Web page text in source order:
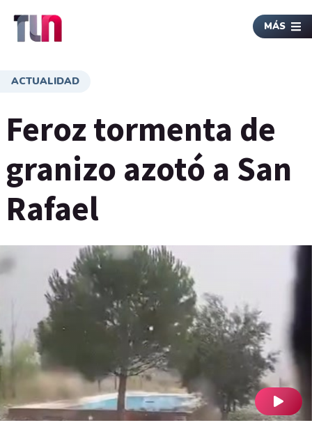
MÁS
ACTUALIDAD
Feroz tormenta de
granizo azotó a San
Rafael